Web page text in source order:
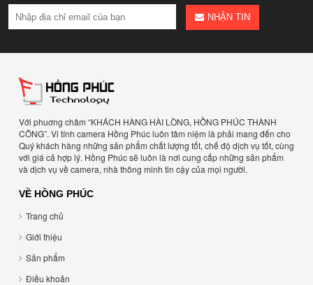
NHẬN TIN
Với phuơng châm “KHÁCH HÀNG HÀI LÒNG, HỒNG PHÚC THÀNH
CÔNG”. Vi tính camera Hồng Phúc luôn tâm niệm là phải mang đến cho
Quý khách hàng những sản phẩm chất lượng tốt, chế độ dịch vụ tốt, cùng
với giá cả hợp lý. Hồng Phúc sẽ luôn là nơi cung cấp những sản phẩm
và dịch vụ về camera, nhà thông minh tin cậy của mọi người.
VỀ HỒNG PHÚC
Trang chủ
Giới thiệu
Sản phẩm
Điều khoản